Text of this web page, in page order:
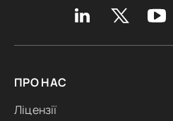
ПРО НАС
Ліцензії